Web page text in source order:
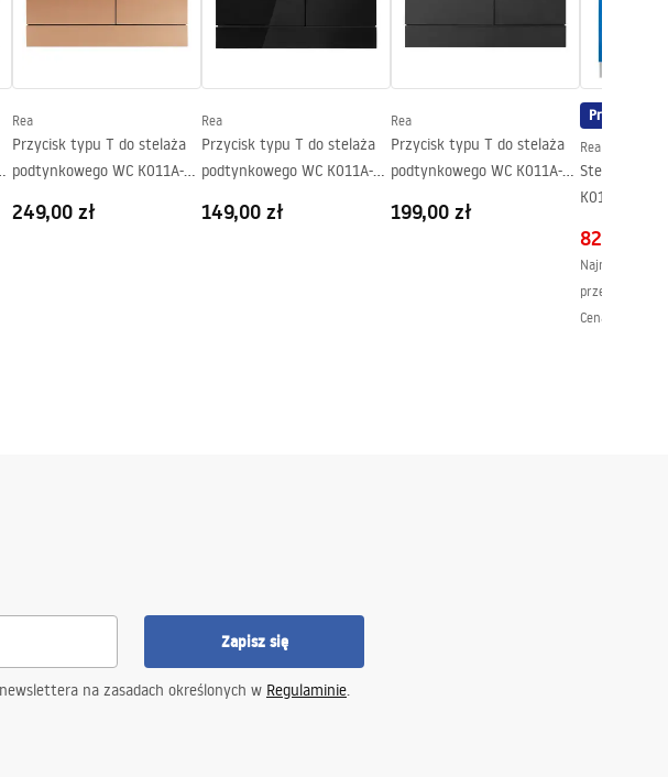
i
Rea
Przycisk typu T do stelaża
podtynkowego WC K011A-Q i
Szczotkowana
249,00 zł
Rea
Przycisk typu T do stelaża
podtynkowego WC K011A-Q i
149,00 zł
Rea
Przycisk typu T do stelaża
podtynkowego WC K011A-Q i
199,00 zł
Promocja
Rea
Stelaż
K011A-Q do
829,00 zł
Najniższa
przed obniżką:
Cena regularna
Zapisz się
na zasadach określonych w Regulaminie.